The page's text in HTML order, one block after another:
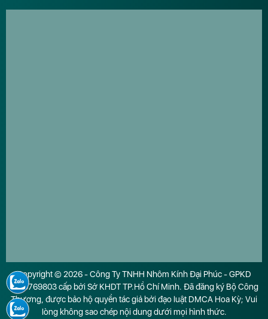
Copyright © 2026 - Công Ty TNHH Nhôm Kính Đại Phúc - GPKD
0316769803 cấp bởi Sở KHDT TP.Hồ Chí Minh. Đã đăng ký Bộ Công
Thương, được bảo hộ quyền tác giả bởi đạo luật DMCA Hoa Kỳ; Vui
lòng không sao chép nội dung dưới mọi hình thức.